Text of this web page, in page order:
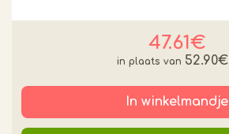
47.61€
52.90€
In winkelmandje